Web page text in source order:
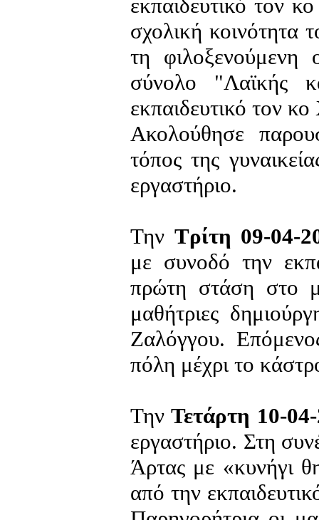
εκπαιδευτικό τον
σχολική κοινότητα
τη
σύνολο "Λαϊκής
εκπαιδευτικό τον
Ακολούθησε
τόπος της
εργαστήριο.
Την Τρίτη 09-04-
με συνοδό την
πρώτη στάση στο
μαθήτριες
Ζαλόγγου.
πόλη μέχρι το
ΤηνΤετάρτη 10-
εργαστήριο. Στη
Άρτας με «κυνήγι
από την